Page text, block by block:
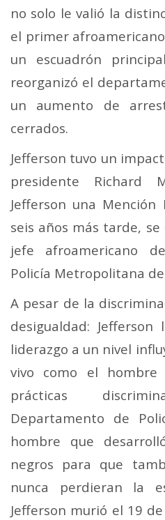
no solo le valió la
el primer
un escuadrón
reorganizó el
un aumento de
cerrados.
Jefferson tuvo un
presidente Richard
Jefferson una Mención
seis años más tarde,
jefe afroamericano
Policía Metropolitana
A pesar de la
desigualdad:
liderazgo a un nivel
vivo como el hombre
prácticas
Departamento de
hombre que
negros para que
nunca perdieran la
Jefferson murió el 19